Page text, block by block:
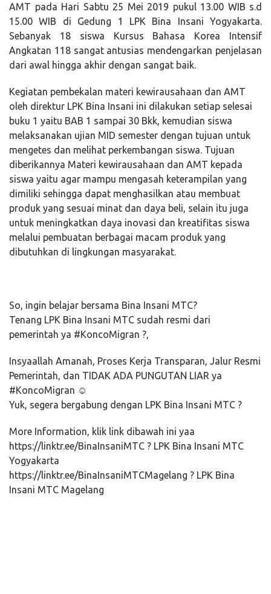
AMT pada Hari Sabtu 25 Mei 2019 pukul 13.00 WIB s.d
15.00 WIB di Gedung 1 LPK Bina Insani Yogyakarta.
Sebanyak 18 siswa Kursus Bahasa Korea Intensif
Angkatan 118 sangat antusias mendengarkan penjelasan
dari awal hingga akhir dengan sangat baik.
Kegiatan pembekalan materi kewirausahaan dan AMT
oleh direktur LPK Bina Insani ini dilakukan setiap selesai
buku 1 yaitu BAB 1 sampai 30 Bkk, kemudian siswa
melaksanakan ujian MID semester dengan tujuan untuk
mengetes dan melihat perkembangan siswa. Tujuan
diberikannya Materi kewirausahaan dan AMT kepada
siswa yaitu agar mampu mengasah keterampilan yang
dimiliki sehingga dapat menghasilkan atau membuat
produk yang sesuai minat dan daya beli, selain itu juga
untuk meningkatkan daya inovasi dan kreatifitas siswa
melalui pembuatan berbagai macam produk yang
dibutuhkan di lingkungan masyarakat.
So, ingin belajar bersama Bina Insani MTC?
Tenang LPK Bina Insani MTC sudah resmi dari
pemerintah ya #KoncoMigran ?,
Insyaallah Amanah, Proses Kerja Transparan, Jalur Resmi
Pemerintah, dan TIDAK ADA PUNGUTAN LIAR ya
#KoncoMigran ☺️
Yuk, segera bergabung dengan LPK Bina Insani MTC ?
More Information, klik link dibawah ini yaa
https://linktr.ee/BinaInsaniMTC ? LPK Bina Insani MTC
Yogyakarta
https://linktr.ee/BinaInsaniMTCMagelang ? LPK Bina
Insani MTC Magelang